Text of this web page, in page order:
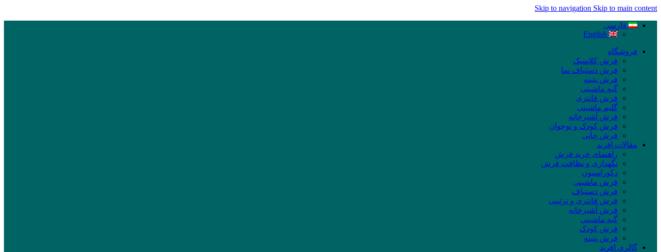
Skip to navigation Skip to main content
فارسی
English
فروشگاه
فرش کلاسیک
فرش دستباف نما
فرش پتینه
گبه ماشینی
فرش فانتزی
گلیم ماشینی
فرش آشپزخانه
فرش کودک و نوجوان
فرش چاپی
مقالات افرند
راهنمای خرید فرش
نگهداری و نظافت فرش
دکوراسیون
فرش ماشینی
فرش دستباف
فرش فانتزی و تزئینی
فرش آشپزخانه
گبه ماشینی
فرش کودک
فرش پتینه
گالری افرند